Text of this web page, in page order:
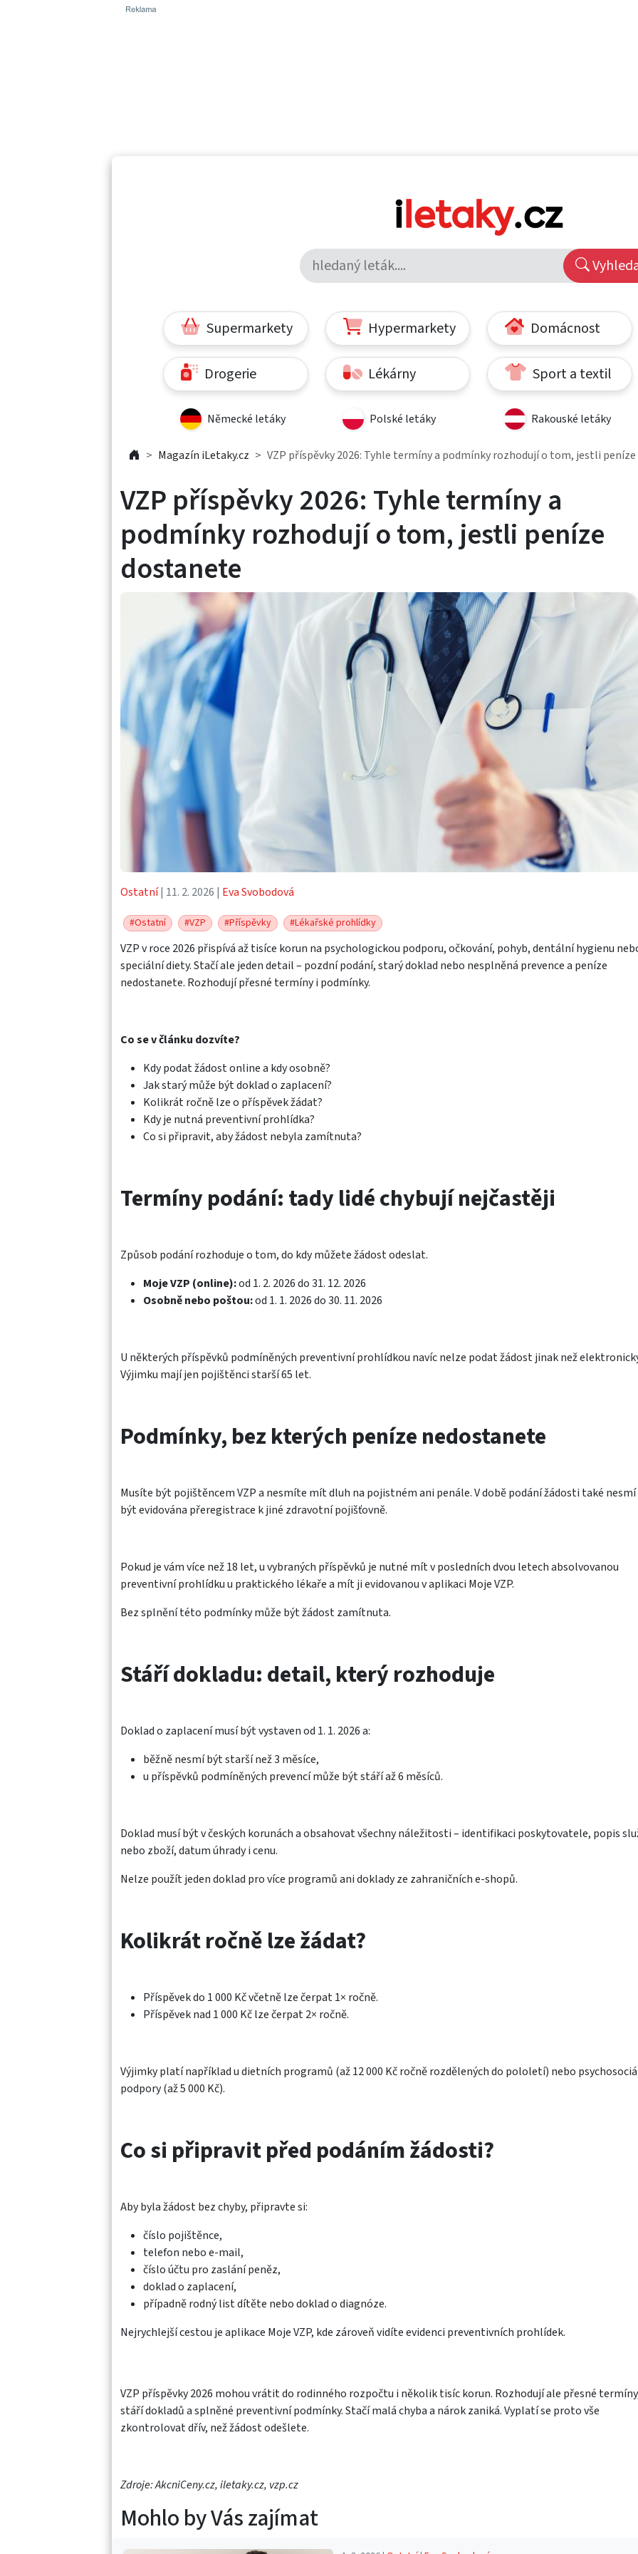
Supermarkety Hypermarkety Domácnost
Drogerie Lékárny Sport a textil
Německé letáky Polské letáky Rakouské letáky
Magazín iLetaky.cz VZP příspěvky 2026: Tyhle termíny a podmínky rozhodují o tom, jestli
VZP příspěvky 2026: Tyhle termíny a
podmínky rozhodují o tom, jestli peníze
dostanete
Ostatní| 11. 2. 2026 | Eva Svobodová
#Ostatní #VZP #Příspěvky #Lékařské prohlídky
VZP v roce 2026 přispívá až tisíce korun na psychologickou podporu, očkování, pohyb, dentální hygienu
speciální diety. Stačí ale jeden detail – pozdní podání, starý doklad nebo nesplněná prevence a peníze
nedostanete. Rozhodují přesné termíny i podmínky.
Co se v článku dozvíte?
Kdy podat žádost online a kdy osobně?
Jak starý může být doklad o zaplacení?
Kolikrát ročně lze o příspěvek žádat?
Kdy je nutná preventivní prohlídka?
Co si připravit, aby žádost nebyla zamítnuta?
Termíny podání: tady lidé chybují nejčastěji
Způsob podání rozhoduje o tom, do kdy můžete žádost odeslat.
Moje VZP (online):od 1. 2. 2026 do 31. 12. 2026
Osobně nebo poštou:od 1. 1. 2026 do 30. 11. 2026
U některých příspěvků podmíněných preventivní prohlídkou navíc nelze podat žádost jinak než
Výjimku mají jen pojištěnci starší 65 let.
Podmínky, bez kterých peníze nedostanete
Musíte být pojištěncem VZP a nesmíte mít dluh na pojistném ani penále. V době podání žádosti také nesmí
být evidována přeregistrace k jiné zdravotní pojišťovně.
Pokud je vám více než 18 let, u vybraných příspěvků je nutné mít v posledních dvou letech absolvovanou
preventivní prohlídku u praktického lékaře a mít ji evidovanou v aplikaci Moje VZP.
Bez splnění této podmínky může být žádost zamítnuta.
Stáří dokladu: detail, který rozhoduje
Doklad o zaplacení musí být vystaven od 1. 1. 2026 a:
běžně nesmí být starší než 3 měsíce,
u příspěvků podmíněných prevencí může být stáří až 6 měsíců.
Doklad musí být v českých korunách a obsahovat všechny náležitosti – identifikaci poskytovatele, popis
nebo zboží, datum úhrady i cenu.
Nelze použít jeden doklad pro více programů ani doklady ze zahraničních e-shopů.
Kolikrát ročně lze žádat?
Příspěvek do 1 000 Kč včetně lze čerpat 1× ročně.
Příspěvek nad 1 000 Kč lze čerpat 2× ročně.
Výjimky platí například u dietních programů (až 12 000 Kč ročně rozdělených do pololetí) nebo
podpory (až 5 000 Kč).
Co si připravit před podáním žádosti?
Aby byla žádost bez chyby, připravte si:
číslo pojištěnce,
telefon nebo e-mail,
číslo účtu pro zaslání peněz,
doklad o zaplacení,
případně rodný list dítěte nebo doklad o diagnóze.
Nejrychlejší cestou je aplikace Moje VZP, kde zároveň vidíte evidenci preventivních prohlídek.
VZP příspěvky 2026 mohou vrátit do rodinného rozpočtu i několik tisíc korun. Rozhodují ale přesné
stáří dokladů a splněné preventivní podmínky. Stačí malá chyba a nárok zaniká. Vyplatí se proto vše
zkontrolovat dřív, než žádost odešlete.
Zdroje: AkcniCeny.cz, iletaky.cz, vzp.cz
Mohlo by Vás zajímat